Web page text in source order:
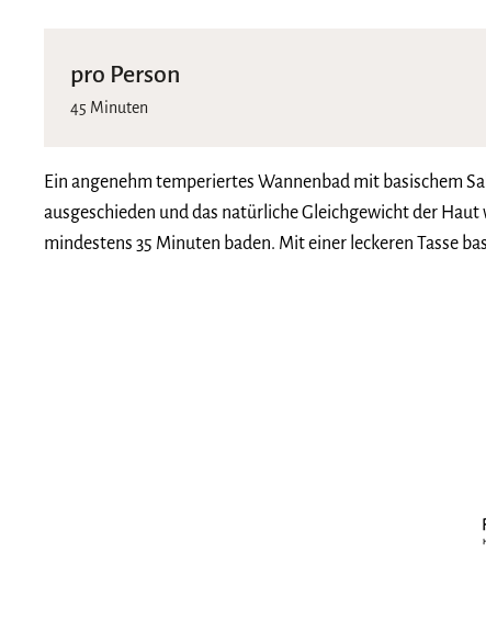
pro Person
45 Minuten
Ein angenehm temperiertes Wannenbad mit basischem
ausgeschieden und das natürliche Gleichgewicht der
mindestens 35 Minuten baden. Mit einer leckeren Tasse